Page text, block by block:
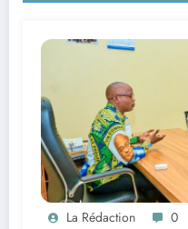
La Rédaction 0